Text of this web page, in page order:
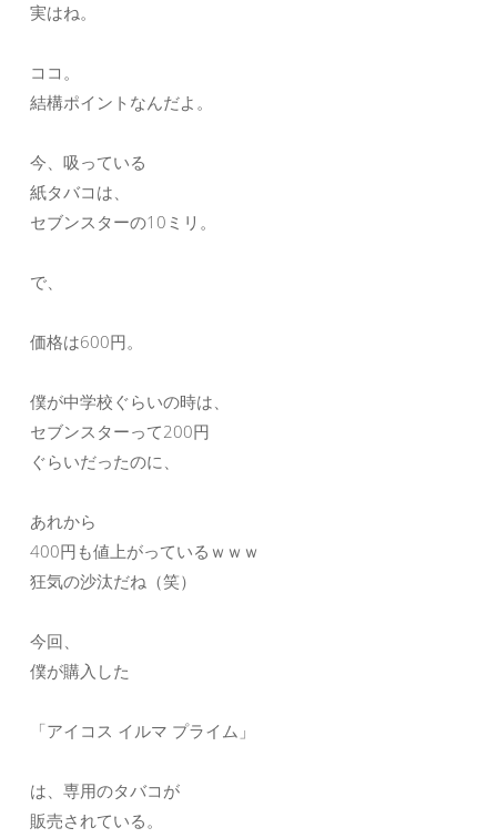
実はね。
ココ。
結構ポイントなんだよ。
今、吸っている
紙タバコは、
セブンスターの10ミリ。
で、
価格は600円。
僕が中学校ぐらいの時は、
セブンスターって200円
ぐらいだったのに、
あれから
400円も値上がっているｗｗｗ
狂気の沙汰だね（笑）
今回、
僕が購入した
「アイコス イルマ プライム」
は、専用のタバコが
販売されている。